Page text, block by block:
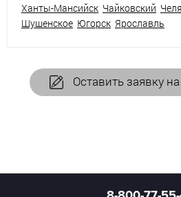
Ханты-Мансийск Чайковский
Шушенское Югорск Ярославль
Оставить заявку